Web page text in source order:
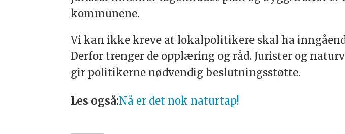
kommunene.
Vi kan ikke kreve at lokalpolitikere skal ha
Derfor trenger de opplæring og råd. Jurister og
gir politikerne nødvendig beslutningsstøtte.
Les også:Nå er det nok naturtap!